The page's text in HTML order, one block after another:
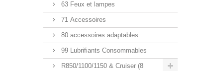
63 Feux et lampes
71 Accessoires
80 accessoires adaptables
99 Lubrifiants Consommables
R850/1100/1150 & Cruiser (8